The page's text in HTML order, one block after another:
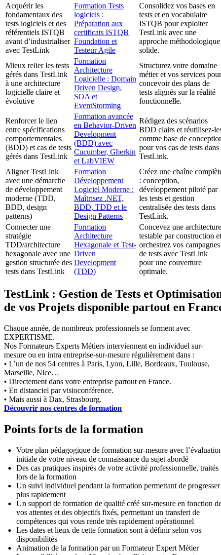
Acquérir les
fondamentaux des
tests logiciels et des
référentiels ISTQB
avant d’industrialiser
avec TestLink
Formation Tests
logiciels :
Préparation aux
certificats ISTQB
Foundation et
Testeur Agile
Consolidez vos bases en
tests et en vocabulaire
ISTQB pour exploiter
TestLink avec une
approche méthodologique
solide.
Mieux relier les tests
gérés dans TestLink
à une architecture
logicielle claire et
évolutive
Formation
Architecture
Logicielle : Domain
Driven Design,
SOA et
EventStorming
Structurez votre domaine
métier et vos services pour
concevoir des plans de
tests alignés sur la réalité
fonctionnelle.
Renforcer le lien
entre spécifications
comportementales
(BDD) et cas de tests
gérés dans TestLink
Formation avancée
en Behavior-Driven
Development
(BDD) avec
Cucumber, Gherkin
et LabVIEW
Rédigez des scénarios
BDD clairs et réutilisez-
comme base de
pour vos cas de tests dans
TestLink.
Aligner TestLink
avec une démarche
de développement
moderne (TDD,
BDD, design
patterns)
Formation
Développement
Logiciel Moderne :
Maîtrisez .NET,
BDD, TDD et le
Design Patterns
Créez une chaîne
: conception,
développement piloté par
les tests et gestion
centralisée des tests dans
TestLink.
Connecter une
stratégie
TDD/architecture
hexagonale avec une
gestion structurée des
tests dans TestLink
Formation
Architecture
Hexagonale et Test-
Driven
Development
(TDD)
Concevez une architecture
testable par construction et
orchestrez vos campagnes
de tests avec TestLink
pour une couverture
optimale.
TestLink : Gestion de Tests et
de vos Projets disponible partout en
Chaque année, de nombreux professionnels se forment avec
EXPERTISME.
Nos Formateurs Experts Métiers interviennent en individuel sur-
mesure ou en intra entreprise-sur-mesure régulièrement dans :
• L’un de nos 54 centres à Paris, Lyon, Lille, Bordeaux, Toulouse,
Marseille, Nice…
• Directement dans votre entreprise partout en France.
• En distanciel par visioconférence.
• Mais aussi à Dax, Strasbourg.
Découvrir nos centres de formation
Points forts de la formation
Votre plan pédagogique de formation sur-mesure avec
initiale de votre niveau de connaissance du sujet abordé
Des cas pratiques inspirés de votre activité professionnelle, traités
lors de la formation
Un suivi individuel pendant la formation permettant de progresser
plus rapidement
Un support de formation de qualité créé sur-mesure en fonction
vos attentes et des objectifs fixés, permettant un transfert de
compétences qui vous rende très rapidement opérationnel
Les dates et lieux de cette formation sont à définir selon vos
disponibilités
Animation de la formation par un Formateur Expert Métier